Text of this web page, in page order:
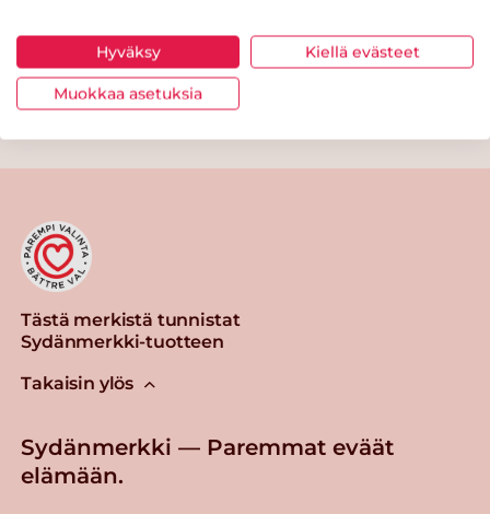
Tästä merkistä tunnistat
Sydänmerkki-tuotteen
Takaisin ylös
Sydänmerkki — Paremmat eväät
elämään.
Hyväksy Kiellä evästeet
Muokkaa asetuksia